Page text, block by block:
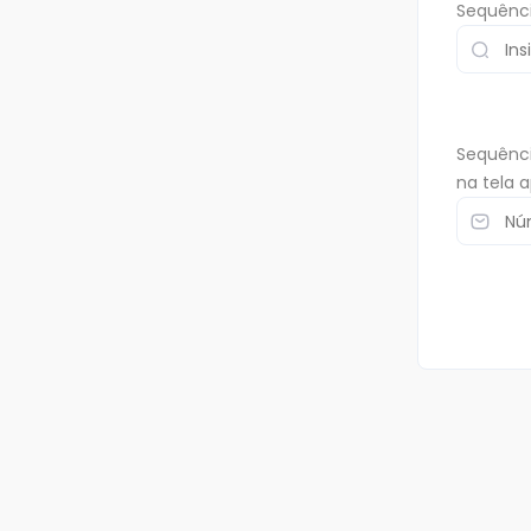
na tela